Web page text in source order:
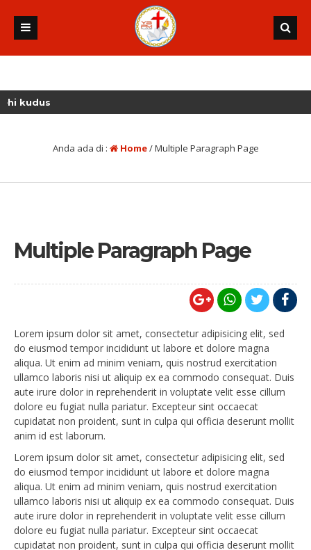
Anda ada di : Home/Multiple Paragraph Page
Multiple Paragraph Page
Lorem ipsum dolor sit amet, consectetur adipisicing elit, sed
do eiusmod tempor incididunt ut labore et dolore magna
aliqua. Ut enim ad minim veniam, quis nostrud exercitation
ullamco laboris nisi ut aliquip ex ea commodo consequat. Duis
aute irure dolor in reprehenderit in voluptate velit esse cillum
dolore eu fugiat nulla pariatur. Excepteur sint occaecat
cupidatat non proident, sunt in culpa qui officia deserunt mollit
anim id est laborum.
Lorem ipsum dolor sit amet, consectetur adipisicing elit, sed
do eiusmod tempor incididunt ut labore et dolore magna
aliqua. Ut enim ad minim veniam, quis nostrud exercitation
ullamco laboris nisi ut aliquip ex ea commodo consequat. Duis
aute irure dolor in reprehenderit in voluptate velit esse cillum
dolore eu fugiat nulla pariatur. Excepteur sint occaecat
cupidatat non proident, sunt in culpa qui officia deserunt mollit